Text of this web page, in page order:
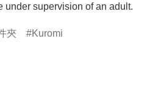
under supervision of an adult.
夾 Kuromi